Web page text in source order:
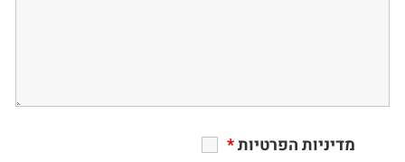
מדיניות הפרטיות*